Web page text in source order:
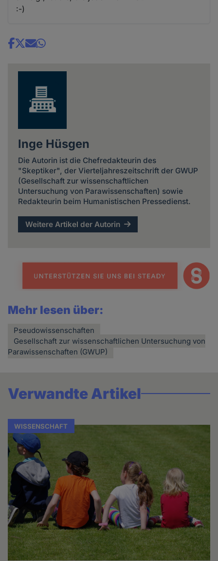
:-)
Share
Inge Hüsgen
Die Autorin ist die Chefredakteurin des
"Skeptiker", der Vierteljahreszeitschrift der GWUP
(Gesellschaft zur wissenschaftlichen
Untersuchung von Parawissenschaften) sowie
Redakteurin beim Humanistischen Pressedienst.
Weitere Artikel der Autorin
Mehr lesen über:
Pseudowissenschaften
Gesellschaft zur wissenschaftlichen Untersuchung von
Parawissenschaften (GWUP)
Verwandte Artikel
WISSENSCHAFT